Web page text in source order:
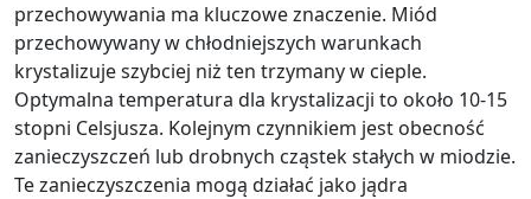
przechowywania ma kluczowe znaczenie. Miód
przechowywany w chłodniejszych warunkach
krystalizuje szybciej niż ten trzymany w cieple.
Optymalna temperatura dla krystalizacji to około 10-15
stopni Celsjusza. Kolejnym czynnikiem jest obecność
zanieczyszczeń lub drobnych cząstek stałych w miodzie.
Te zanieczyszczenia mogą działać jako jądra